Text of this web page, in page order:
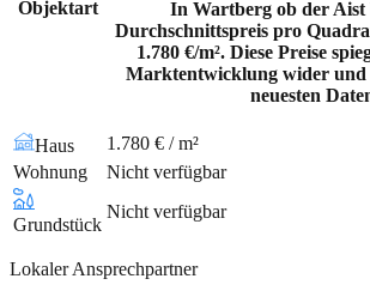
Objektart
In Wartberg ob der Aist
Durchschnittspreis pro
1.780 €/m². Diese Preise
Marktentwicklung wider und
neuesten
Haus
1.780 € / m²
Wohnung
Nicht verfügbar
Grundstück
Nicht verfügbar
Lokaler Ansprechpartner